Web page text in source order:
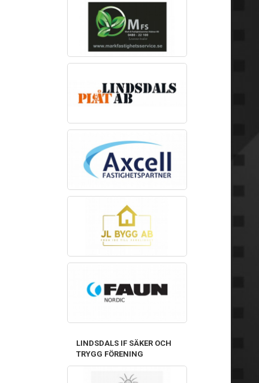
LINDSDALS IF SÄKER OCH
TRYGG FÖRENING